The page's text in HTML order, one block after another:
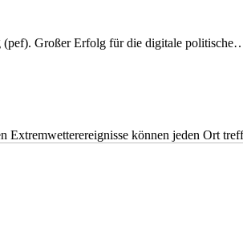
(pef). Großer Erfolg für die digitale
Extremwetterereignisse können jeden Ort